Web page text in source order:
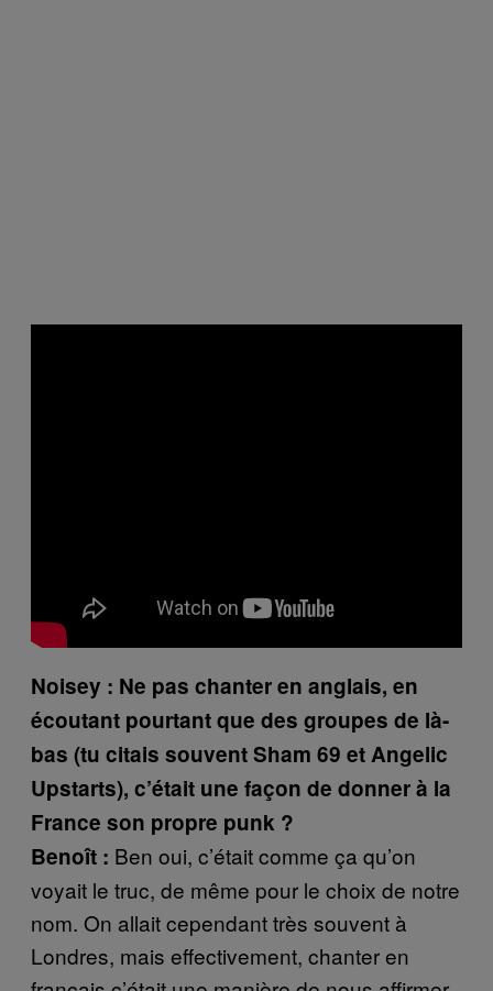
Noisey : Ne pas chanter en anglais, en
écoutant pourtant que des groupes de là-
bas (tu citais souvent Sham 69 et Angelic
Upstarts), c’était une façon de donner à la
France son propre punk ?
Benoît : Ben oui, c’était comme ça qu’on
voyait le truc, de même pour le choix de notre
nom. On allait cependant très souvent à
Londres, mais effectivement, chanter en